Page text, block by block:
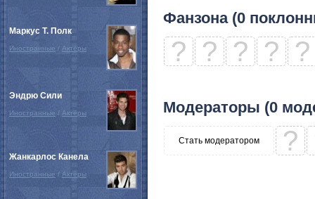
Фанзона (0
? ? ? ? ?
Модераторы (0
Стать модератором ?
Маркус Т. Полк
Иностранные / Актёры
Эндрю Сили
Иностранные / Актёры
Жанкарлос Канела
Иностранные / Актёры